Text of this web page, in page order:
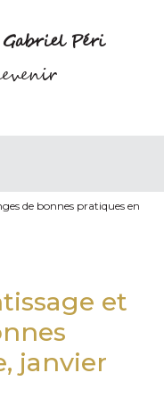
Gabriel Péri
de bonnes pratiques en
et
janvier